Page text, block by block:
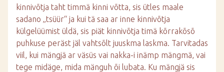
kinnivõtja taht timmä kinni võtta, sis ütles maale
sadano „tsüür“ ja kui tä saa ar inne kinnivõtja
külgelüümist üldä, sis piät kinnivõtja timä kõrrakõsõ
puhkuse peräst jäl vahtsõlt juuskma laskma. Tarvitadas
viil, kui mängjä ar väsüs vai nakka-i inämp mängmä, vai
tege midäge, mida mänguh õi lubata. Ku mängjä sis